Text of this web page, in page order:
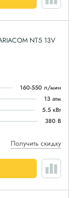
NT5 13V
160-550 л/мин
13 атм
5.5 кВт
380 В
Получить скидку